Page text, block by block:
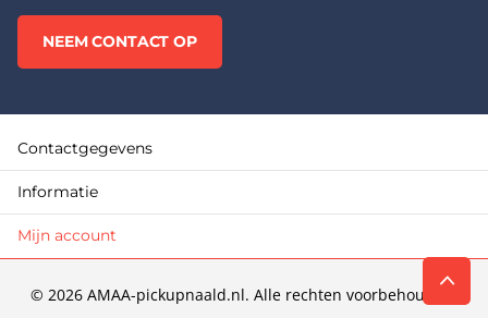
NEEM CONTACT OP
Contactgegevens
Informatie
Mijn account
© 2026 AMAA-pickupnaald.nl. Alle rechten voorbehouden.